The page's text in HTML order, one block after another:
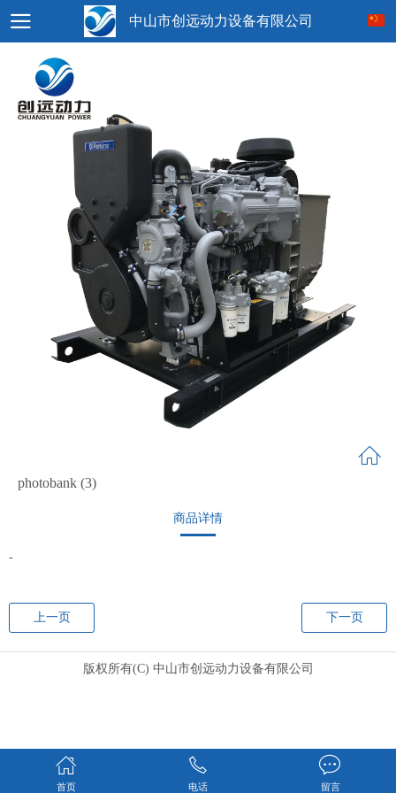
中山市创远动力设备有限公司
photobank (3)
商品详情
-
上一页 下一页
版权所有(C) 中山市创远动力设备有限公司
首页 电话 留言